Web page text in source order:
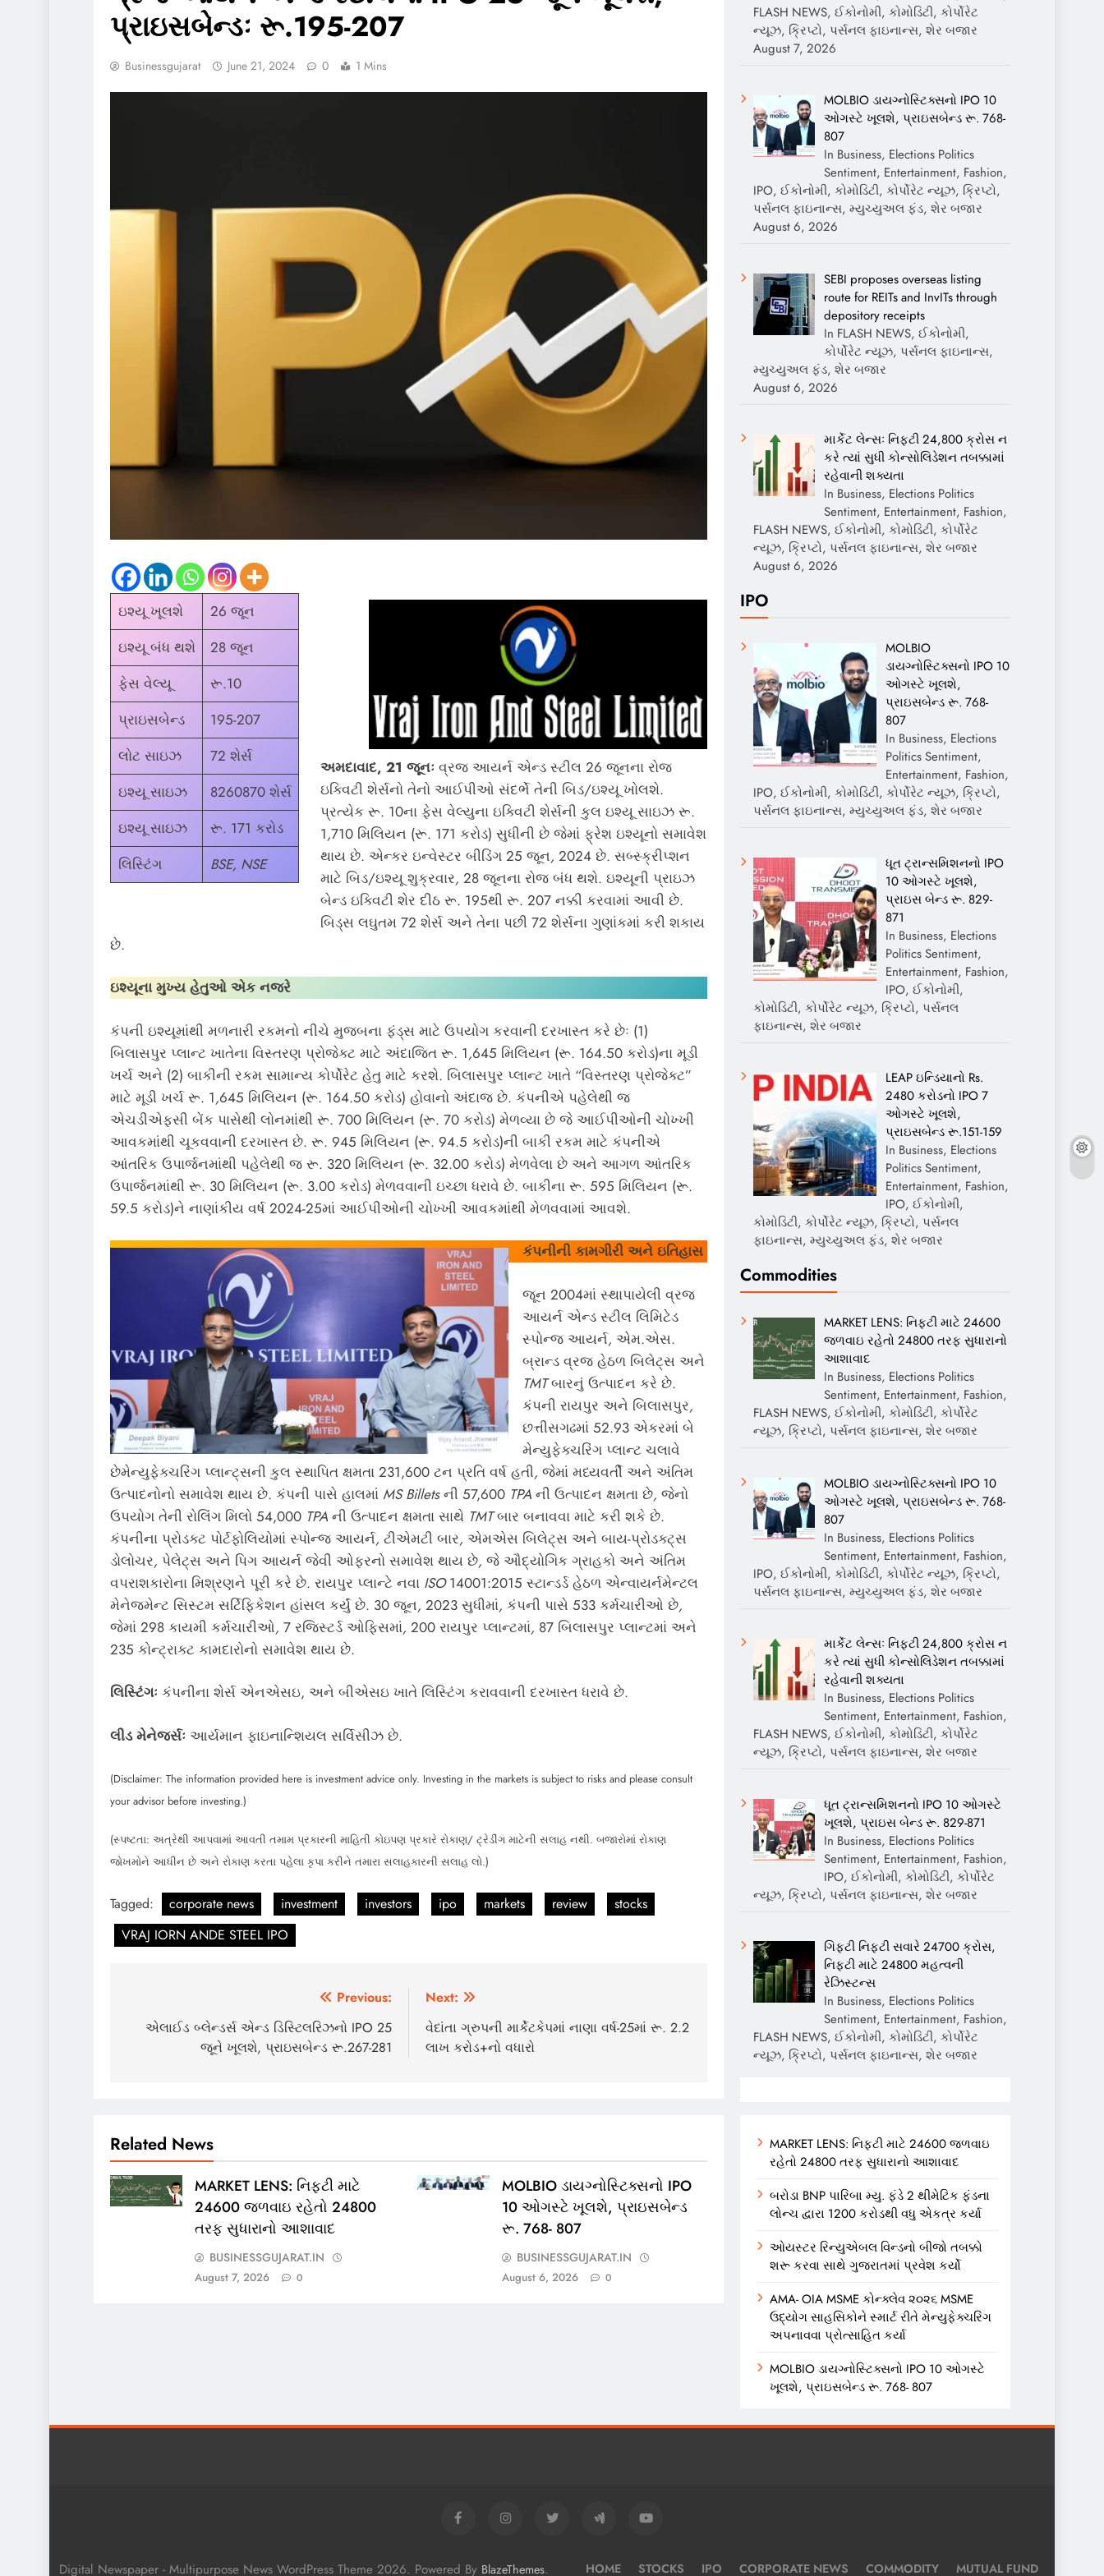
પ્રાઇસબેન્ડઃ રૂ.195-207
Businessgujarat June 21, 2024 0 1 Mins
ઇશ્યૂ ખૂલશે
26 જૂન
ઇશ્યૂ બંધ થશે
28 જૂન
ફેસ વેલ્યૂ
રૂ.10
પ્રાઇસબેન્ડ
195-207
લોટ સાઇઝ
72 શેર્સ
ઇશ્યૂ સાઇઝ
8260870 શેર્સ
ઇશ્યૂ સાઇઝ
રૂ. 171 કરોડ
લિસ્ટિંગ
BSE, NSE
અમદાવાદ, 21 જૂનઃ વ્રજ આયર્ન એન્ડ સ્ટીલ 26 જૂનના રોજ
ઇક્વિટી શેર્સનો તેનો આઈપીઓ સંદર્ભે તેની બિડ/ઇશ્યૂ ખોલશે.
પ્રત્યેક રૂ. 10ના ફેસ વેલ્યુના ઇક્વિટી શેર્સની કુલ ઇશ્યૂ સાઇઝ રૂ.
1,710 મિલિયન (રૂ. 171 કરોડ) સુધીની છે જેમાં ફ્રેશ ઇશ્યૂનો સમાવેશ
થાય છે. એન્કર ઇન્વેસ્ટર બીડિંગ 25 જૂન, 2024 છે. સબ્સ્ક્રીપ્શન
માટે બિડ/ઇશ્યૂ શુક્રવાર, 28 જૂનના રોજ બંધ થશે. ઇશ્યૂની પ્રાઇઝ
બેન્ડ ઇક્વિટી શેર દીઠ રૂ. 195થી રૂ. 207 નક્કી કરવામાં આવી છે.
બિડ્સ લઘુતમ 72 શેર્સ અને તેના પછી 72 શેર્સના ગુણાંકમાં કરી શકાય
છે.
ઇશ્યૂના મુખ્ય હેતુઓ એક નજરે
કંપની ઇશ્યૂમાંથી મળનારી રકમનો નીચે મુજબના ફંડ્સ માટે ઉપયોગ કરવાની દરખાસ્ત કરે છેઃ (1)
બિલાસપુર પ્લાન્ટ ખાતેના વિસ્તરણ પ્રોજેક્ટ માટે અંદાજિત રૂ. 1,645 મિલિયન (રૂ. 164.50 કરોડ)ના મૂડી
ખર્ચ અને (2) બાકીની રકમ સામાન્ય કોર્પોરેટ હેતુ માટે કરશે. બિલાસપુર પ્લાન્ટ ખાતે “વિસ્તરણ પ્રોજેક્ટ”
માટે મૂડી ખર્ચ રૂ. 1,645 મિલિયન (રૂ. 164.50 કરોડ) હોવાનો અંદાજ છે. કંપનીએ પહેલેથી જ
એચડીએફસી બેંક પાસેથી લોનમાંથી રૂ. 700 મિલિયન (રૂ. 70 કરોડ) મેળવ્યા છે જે આઈપીઓની ચોખ્ખી
આવકમાંથી ચૂકવવાની દરખાસ્ત છે. રૂ. 945 મિલિયન (રૂ. 94.5 કરોડ)ની બાકી રકમ માટે કંપનીએ
આંતરિક ઉપાર્જનમાંથી પહેલેથી જ રૂ. 320 મિલિયન (રૂ. 32.00 કરોડ) મેળવેલા છે અને આગળ આંતરિક
ઉપાર્જનમાંથી રૂ. 30 મિલિયન (રૂ. 3.00 કરોડ) મેળવવાની ઇચ્છા ધરાવે છે. બાકીના રૂ. 595 મિલિયન (રૂ.
59.5 કરોડ)ને નાણાંકીય વર્ષ 2024-25માં આઈપીઓની ચોખ્ખી આવકમાંથી મેળવવામાં આવશે.
કંપનીની કામગીરી અને ઇતિહાસ
જૂન 2004માં સ્થાપાયેલી વ્રજ
આયર્ન એન્ડ સ્ટીલ લિમિટેડ
સ્પોન્જ આયર્ન, એમ.એસ.
બ્રાન્ડ વ્રજ હેઠળ બિલેટ્સ અને
TMTબારનું ઉત્પાદન કરે છે.
કંપની રાયપુર અને બિલાસપુર,
છત્તીસગઢમાં 52.93 એકરમાં બે
મેન્યુફેક્ચરિંગ પ્લાન્ટ ચલાવે
છેમેન્યુફેક્ચરિંગ પ્લાન્ટ્સની કુલ સ્થાપિત ક્ષમતા 231,600 ટન પ્રતિ વર્ષ હતી, જેમાં મધ્યવર્તી અને અંતિમ
ઉત્પાદનોનો સમાવેશ થાય છે. કંપની પાસે હાલમાં MS Billetsની 57,600 TPA ની ઉત્પાદન ક્ષમતા છે, જેનો
ઉપયોગ તેની રોલિંગ મિલો 54,000 TPA ની ઉત્પાદન ક્ષમતા સાથે TMTબાર બનાવવા માટે કરી શકે છે.
કંપનીના પ્રોડક્ટ પોર્ટફોલિયોમાં સ્પોન્જ આયર્ન, ટીએમટી બાર, એમએસ બિલેટ્સ અને બાય-પ્રોડક્ટ્સ
ડોલોચર, પેલેટ્સ અને પિગ આયર્ન જેવી ઓફરનો સમાવેશ થાય છે, જે ઔદ્યોગિક ગ્રાહકો અને અંતિમ
વપરાશકારોના મિશ્રણને પૂરી કરે છે. રાયપુર પ્લાન્ટે નવા ISO14001:2015 સ્ટાન્ડર્ડ હેઠળ એન્વાયર્નમેન્ટલ
મેનેજમેન્ટ સિસ્ટમ સર્ટિફિકેશન હાંસલ કર્યું છે. 30 જૂન, 2023 સુધીમાં, કંપની પાસે 533 કર્મચારીઓ છે,
જેમાં 298 કાયમી કર્મચારીઓ, 7 રજિસ્ટર્ડ ઓફિસમાં, 200 રાયપુર પ્લાન્ટમાં, 87 બિલાસપુર પ્લાન્ટમાં અને
235 કોન્ટ્રાક્ટ કામદારોનો સમાવેશ થાય છે.
લિસ્ટિંગઃ કંપનીના શેર્સ એનએસઇ, અને બીએસઇ ખાતે લિસ્ટિંગ કરાવવાની દરખાસ્ત ધરાવે છે.
લીડ મેનેજર્સઃ આર્યમાન ફાઇનાન્શિયલ સર્વિસીઝ છે.
(Disclaimer: The information provided here is investment advice only. Investing in the markets is subject to risks and please consult
your advisor before investing.)
(સ્પષ્ટતા: અત્રેથી આપવામાં આવતી તમામ પ્રકારની માહિતી કોઇપણ પ્રકારે રોકાણ/ ટ્રેડીંગ માટેની સલાહ નથી. બજારોમાં રોકાણ
જોખમોને આધીન છે અને રોકાણ કરતા પહેલા કૃપા કરીને તમારા સલાહકારની સલાહ લો.)
Tagged: corporate news investment investors ipo markets review
stocks
VRAJ IORN ANDE STEEL IPO
navigation
Previous:
એલાઈડ બ્લેન્ડર્સ એન્ડ ડિસ્ટિલરિઝનો IPO 25
જૂને ખૂલશે, પ્રાઇસબેન્ડ રૂ.267-281
Next:
વેદાંતા ગ્રુપની માર્કેટકેપમાં નાણા વર્ષ-25માં રૂ. 2.2
લાખ કરોડ+નો વધારો
Related News
MARKET LENS: નિફ્ટી માટે
24600 જળવાઇ રહેતો 24800
તરફ સુધારાનો આશાવાદ
BUSINESSGUJARAT.IN
August 7, 2026 0
MOLBIO ડાયગ્નોસ્ટિક્સનો IPO
10 ઓગસ્ટે ખૂલશે, પ્રાઇસબેન્ડ
રૂ. 768- 807
BUSINESSGUJARAT.IN
August 6, 2026 0
FLASH NEWS, ઈકોનોમી, કોમોડિટી, કોર્પોરેટ
ન્યૂઝ, ક્રિપ્ટો, પર્સનલ ફાઇનાન્સ, શેર બજાર
August 7, 2026
MOLBIO ડાયગ્નોસ્ટિક્સનો IPO 10
ઓગસ્ટે ખૂલશે, પ્રાઇસબેન્ડ રૂ. 768-
807
In Business, Elections Politics
Sentiment, Entertainment, Fashion,
IPO, ઈકોનોમી, કોમોડિટી, કોર્પોરેટ ન્યૂઝ, ક્રિપ્ટો,
પર્સનલ ફાઇનાન્સ, મ્યુચ્યુઅલ ફંડ, શેર બજાર
August 6, 2026
SEBI proposes overseas listing
route for REITs and InvITs through
depository receipts
In FLASH NEWS, ઈકોનોમી,
કોર્પોરેટ ન્યૂઝ, પર્સનલ ફાઇનાન્સ,
મ્યુચ્યુઅલ ફંડ, શેર બજાર
August 6, 2026
માર્કેટ લેન્સઃ નિફ્ટી 24,800 ક્રોસ ન
કરે ત્યાં સુધી કોન્સોલિડેશન તબક્કામાં
રહેવાની શક્યતા
In Business, Elections Politics
Sentiment, Entertainment, Fashion,
FLASH NEWS, ઈકોનોમી, કોમોડિટી, કોર્પોરેટ
ન્યૂઝ, ક્રિપ્ટો, પર્સનલ ફાઇનાન્સ, શેર બજાર
August 6, 2026
IPO
MOLBIO
ડાયગ્નોસ્ટિક્સનો IPO 10
ઓગસ્ટે ખૂલશે,
પ્રાઇસબેન્ડ રૂ. 768-
807
In Business, Elections
Politics Sentiment,
Entertainment, Fashion,
IPO, ઈકોનોમી, કોમોડિટી, કોર્પોરેટ ન્યૂઝ, ક્રિપ્ટો,
પર્સનલ ફાઇનાન્સ, મ્યુચ્યુઅલ ફંડ, શેર બજાર
ધૂત ટ્રાન્સમિશનનો IPO
10 ઓગસ્ટે ખૂલશે,
પ્રાઇસ બેન્ડ રૂ. 829-
871
In Business, Elections
Politics Sentiment,
Entertainment, Fashion,
IPO, ઈકોનોમી,
કોમોડિટી, કોર્પોરેટ ન્યૂઝ, ક્રિપ્ટો, પર્સનલ
ફાઇનાન્સ, શેર બજાર
LEAP ઇન્ડિયાનો Rs.
2480 કરોડનો IPO 7
ઓગસ્ટે ખૂલશે,
પ્રાઇસબેન્ડ રૂ.151-159
In Business, Elections
Politics Sentiment,
Entertainment, Fashion,
IPO, ઈકોનોમી,
કોમોડિટી, કોર્પોરેટ ન્યૂઝ, ક્રિપ્ટો, પર્સનલ
ફાઇનાન્સ, મ્યુચ્યુઅલ ફંડ, શેર બજાર
Commodities
MARKET LENS: નિફ્ટી માટે 24600
જળવાઇ રહેતો 24800 તરફ સુધારાનો
આશાવાદ
In Business, Elections Politics
Sentiment, Entertainment, Fashion,
FLASH NEWS, ઈકોનોમી, કોમોડિટી, કોર્પોરેટ
ન્યૂઝ, ક્રિપ્ટો, પર્સનલ ફાઇનાન્સ, શેર બજાર
MOLBIO ડાયગ્નોસ્ટિક્સનો IPO 10
ઓગસ્ટે ખૂલશે, પ્રાઇસબેન્ડ રૂ. 768-
807
In Business, Elections Politics
Sentiment, Entertainment, Fashion,
IPO, ઈકોનોમી, કોમોડિટી, કોર્પોરેટ ન્યૂઝ, ક્રિપ્ટો,
પર્સનલ ફાઇનાન્સ, મ્યુચ્યુઅલ ફંડ, શેર બજાર
માર્કેટ લેન્સઃ નિફ્ટી 24,800 ક્રોસ ન
કરે ત્યાં સુધી કોન્સોલિડેશન તબક્કામાં
રહેવાની શક્યતા
In Business, Elections Politics
Sentiment, Entertainment, Fashion,
FLASH NEWS, ઈકોનોમી, કોમોડિટી, કોર્પોરેટ
ન્યૂઝ, ક્રિપ્ટો, પર્સનલ ફાઇનાન્સ, શેર બજાર
ધૂત ટ્રાન્સમિશનનો IPO 10 ઓગસ્ટે
ખૂલશે, પ્રાઇસ બેન્ડ રૂ. 829-871
In Business, Elections Politics
Sentiment, Entertainment, Fashion,
IPO, ઈકોનોમી, કોમોડિટી, કોર્પોરેટ
ન્યૂઝ, ક્રિપ્ટો, પર્સનલ ફાઇનાન્સ, શેર બજાર
ગિફ્ટી નિફ્ટી સવારે 24700 ક્રોસ,
નિફ્ટી માટે 24800 મહત્વની
રેઝિસ્ટન્સ
In Business, Elections Politics
Sentiment, Entertainment, Fashion,
FLASH NEWS, ઈકોનોમી, કોમોડિટી, કોર્પોરેટ
ન્યૂઝ, ક્રિપ્ટો, પર્સનલ ફાઇનાન્સ, શેર બજાર
MARKET LENS: નિફ્ટી માટે 24600 જળવાઇ
રહેતો 24800 તરફ સુધારાનો આશાવાદ
બરોડા BNP પારિબા મ્યુ. ફંડે 2 થીમેટિક ફંડના
લોન્ચ દ્વારા 1200 કરોડથી વધુ એકત્ર કર્યા
ઓયસ્ટર રિન્યુએબલ વિન્ડનો બીજો તબક્કો
શરૂ કરવા સાથે ગુજરાતમાં પ્રવેશ કર્યો
AMA- OIA MSME કોન્ક્લેવ ૨૦૨૬ MSME
ઉદ્યોગ સાહસિકોને સ્માર્ટ રીતે મેન્યુફેક્ચરિંગ
અપનાવવા પ્રોત્સાહિત કર્યા
MOLBIO ડાયગ્નોસ્ટિક્સનો IPO 10 ઓગસ્ટે
ખૂલશે, પ્રાઇસબેન્ડ રૂ. 768- 807
Digital Newspaper - Multipurpose News WordPress Theme 2026. Powered By BlazeThemes. HOME STOCKS IPO CORPORATE NEWS COMMODITY MUTUAL FUND